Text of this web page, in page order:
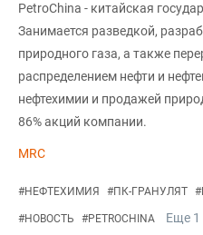
PetroChina - китайская
Занимается разведкой,
природного газа, а также
распределением нефти и
нефтехимии и продажей
86% акций компании.
MRC
#НЕФТЕХИМИЯ #ПК-ГРАНУЛЯТ #
#НОВОСТЬ #PETROCHINA Еще 1